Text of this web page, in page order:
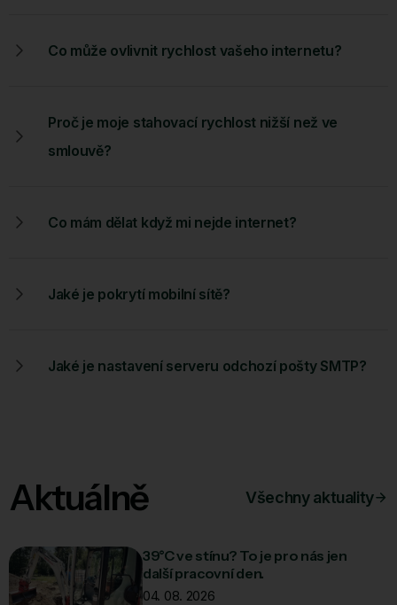
Co může ovlivnit rychlost vašeho internetu?
Proč je moje stahovací rychlost nižší než ve
smlouvě?
Co mám dělat když mi nejde internet?
Jaké je pokrytí mobilní sítě?
Jaké je nastavení serveru odchozí pošty SMTP?
Aktuálně Všechny aktuality
39°C ve stínu? To je pro nás jen
další pracovní den.
04. 08. 2026